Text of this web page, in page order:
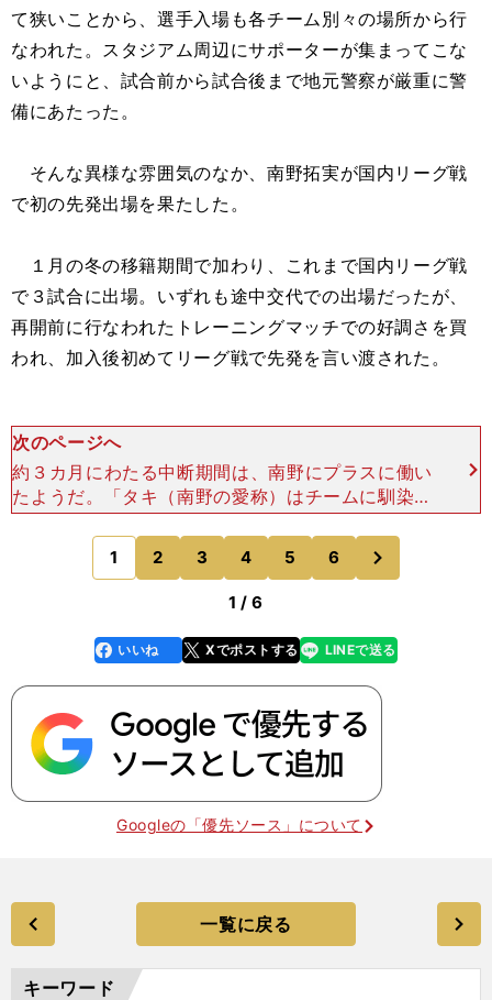
て狭いことから、選手入場も各チーム別々の場所から行
なわれた。スタジアム周辺にサポーターが集まってこな
いようにと、試合前から試合後まで地元警察が厳重に警
備にあたった。
そんな異様な雰囲気のなか、南野拓実が国内リーグ戦
で初の先発出場を果たした。
１月の冬の移籍期間で加わり、これまで国内リーグ戦
で３試合に出場。いずれも途中交代での出場だったが、
再開前に行なわれたトレーニングマッチでの好調さを買
われ、加入後初めてリーグ戦で先発を言い渡された。
次のページへ
約３カ月にわたる中断期間は、南野にプラスに働い
たようだ。「タキ（南野の愛称）はチームに馴染ん
だ。言葉の不便さがあり、みんなから好かれようと
もしていた入団後の３週間と比べると、大きく変わ
った」とユルゲン
1 2 3 4 5 6
のページへ
1 / 6
faceboo
k
いいね Xでポストする
line LINEで送る
Googleの「優先ソース」について
一覧に戻る
キーワード